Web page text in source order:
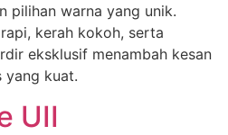
pilihan warna yang unik.
kerah kokoh, serta
eksklusif menambah kesan
yang kuat.
UII